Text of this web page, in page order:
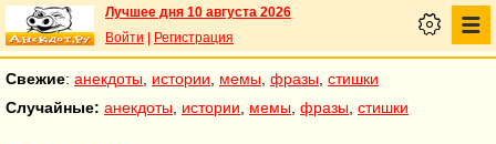
Лучшее дня 10 августа 2026
Войти
Регистрация
Свежие: анекдоты истории мемы фразы стишки
Случайные: анекдоты истории мемы фразы стишки